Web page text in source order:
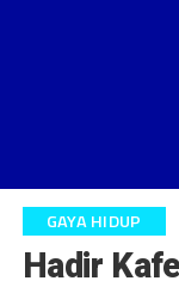
GAYA HIDUP
Hadir